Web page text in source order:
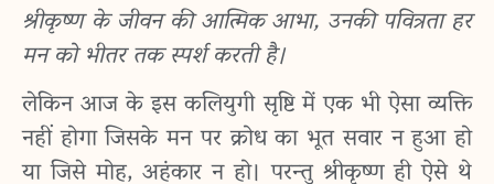
श्रीकृष्ण के जीवन की आत्मिक आभा, उनकी पवित्रता हर
मन को भीतर तक स्पर्श करती है।
लेकिन आज के इस कलियुगी सृष्टि में एक भी ऐसा व्यक्ति
नहीं होगा जिसके मन पर क्रोध का भूत सवार न हुआ हो
या जिसे मोह, अहंकार न हो। परन्तु श्रीकृष्ण ही ऐसे थे